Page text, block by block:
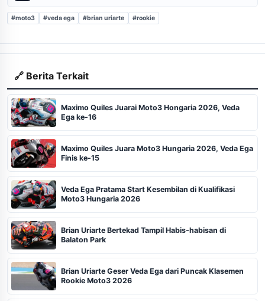
#moto3 #veda ega #brian uriarte #rookie
🔗 Berita Terkait
Maximo Quiles Juarai Moto3 Hongaria 2026, Veda
Ega ke-16
Maximo Quiles Juara Moto3 Hungaria 2026, Veda Ega
Finis ke-15
Veda Ega Pratama Start Kesembilan di Kualifikasi
Moto3 Hungaria 2026
Brian Uriarte Bertekad Tampil Habis-habisan di
Balaton Park
Brian Uriarte Geser Veda Ega dari Puncak Klasemen
Rookie Moto3 2026